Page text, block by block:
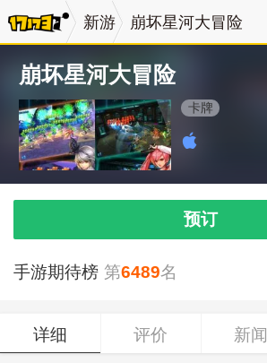
新游 崩坏星河大冒险
崩坏星河大冒险
卡牌
预订
手游期待榜 第6489名
详细 评价 新闻